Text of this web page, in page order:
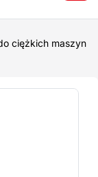
ciężkich maszyn